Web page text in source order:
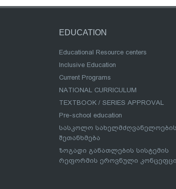
EDUCATION
Educational Resource centers
Inclusive Education
Current Programs
NATIONAL CURRICULUM
TEXTBOOK / SERIES APPROVAL
Pre-school education
სასკოლო სახელმძღვანელოების
შეთანხმება
ზოგადი განათლების სისტემის
რეფორმის ეროვნული